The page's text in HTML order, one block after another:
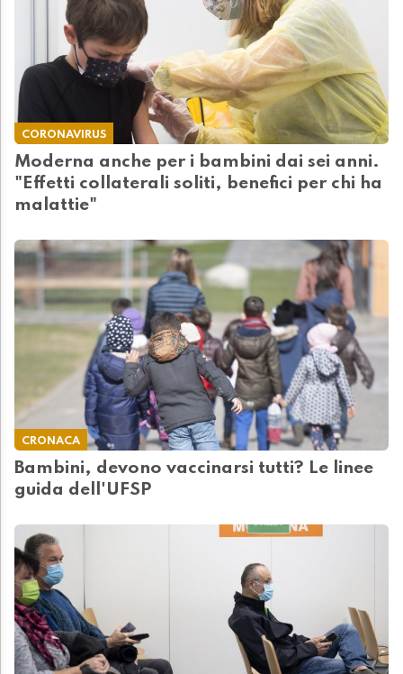
CORONAVIRUS
Moderna anche per i bambini dai sei anni.
"Effetti collaterali soliti, benefici per chi ha
malattie"
CRONACA
Bambini, devono vaccinarsi tutti? Le linee
guida dell'UFSP